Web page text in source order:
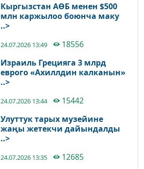
Кыргызстан АӨБ менен $500
млн каржылоо боюнча маку
..>
24.07.2026 13:49
18556
Израиль Грецияга 3 млрд
еврого «Ахиллдин калканын»
..>
24.07.2026 13:44
15442
Улуттук тарых музейине
жаңы жетекчи дайындалды
..>
24.07.2026 13:35
12685